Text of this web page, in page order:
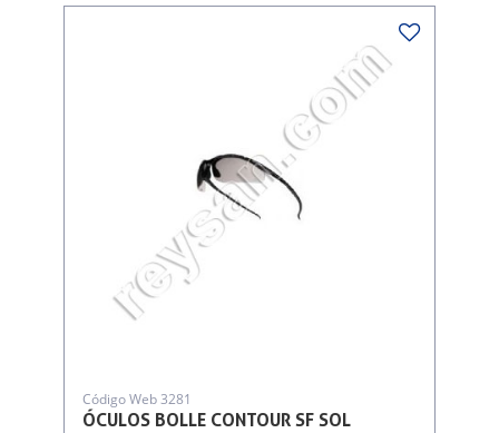
ÓCULOS BOLLE CONTOUR SF SOL
Código Web 3281